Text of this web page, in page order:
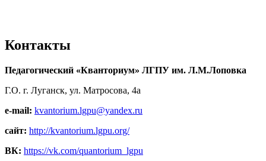
Контакты
Педагогический «Кванториум» ЛГПУ им. Л.М.Лоповка
Г.О. г. Луганск, ул. Матросова, 4а
e-mail: kvantorium.lgpu@yandex.ru
сайт: http://kvantorium.lgpu.org/
ВК: https://vk.com/quantorium_lgpu